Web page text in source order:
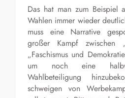
Das hat man zum Beispiel
Wahlen immer wieder
muss eine Narrative
großer Kampf zwischen
„Faschismus und
um noch eine
Wahlbeteiligung
schweigen von